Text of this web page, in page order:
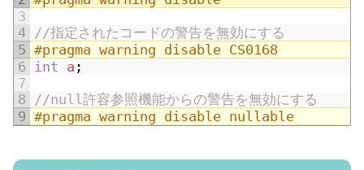
3
4
5
6
7
8
9
//指定されたコードの警告を無効にする
#pragma warning disable CS0168
int a ;
//null許容参照機能からの警告を無効にする
#pragma warning disable nullable